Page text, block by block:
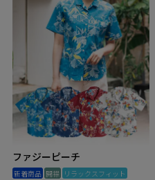
ファジーピーチ
新着商品 開襟 リラックスフィット